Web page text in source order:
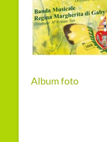
Album foto